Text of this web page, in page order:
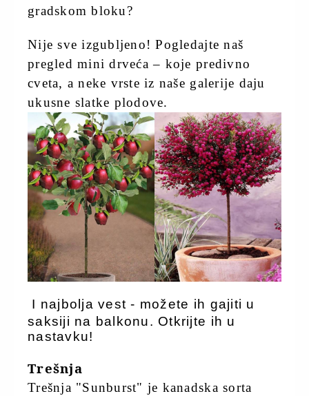
gradskom bloku?
Nije sve izgubljeno! Pogledajte naš
pregled mini drveća – koje predivno
cveta, a neke vrste iz naše galerije daju
ukusne slatke plodove.
I najbolja vest - možete ih gajiti u
saksiji na balkonu. Otkrijte ih u
nastavku!
Trešnja
Trešnja "Sunburst" je kanadska sorta